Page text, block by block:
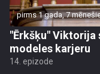
pirms 1 gada, 7
"Ērkšķu" Viktorija
modeles karjeru
14. epizode